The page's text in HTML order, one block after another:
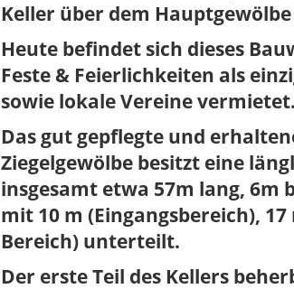
Keller über dem
Heute befindet sich dieses
Feste & Feierlichkeiten als
sowie lokale Vereine vermietet.
Das gut gepflegte und
Ziegelgewölbe besitzt eine
insgesamt etwa 57m lang, 6m
mit 10 m (Eingangsbereich),
Bereich) unterteilt.
Der erste Teil des Kellers